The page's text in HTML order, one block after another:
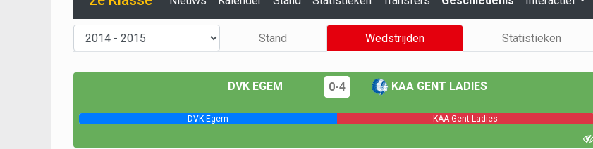
Stand Wedstrijden Statistieken
DVK EGEM 0-4 KAA GENT LADIES
DVK Egem KAA Gent Ladies